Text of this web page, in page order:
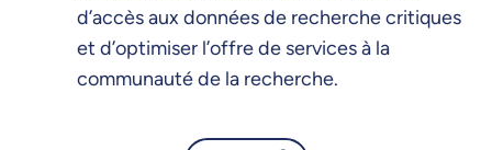
d’accès aux données de recherche critiques
et d’optimiser l’offre de services à la
communauté de la recherche.